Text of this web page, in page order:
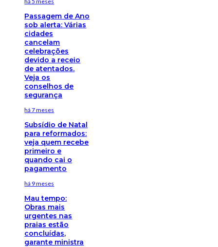
Passagem de Ano
sob alerta: Várias
cidades
cancelam
celebrações
devido a receio
de atentados.
Veja os
conselhos de
segurança
há 7 meses
Subsídio de Natal
para reformados:
veja quem recebe
primeiro e
quando cai o
pagamento
há 9 meses
Mau tempo:
Obras mais
urgentes nas
praias estão
concluídas,
garante ministra